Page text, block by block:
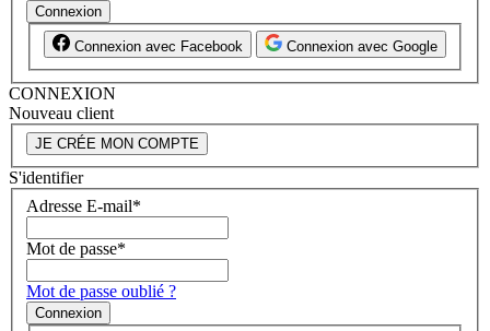
Connexion
Connexion avec Facebook Connexion avec Google
CONNEXION
Nouveau client
JE CRÉE MON COMPTE
S'identifier
Adresse E-mail*
Mot de passe*
Mot de passe oublié ?
Connexion